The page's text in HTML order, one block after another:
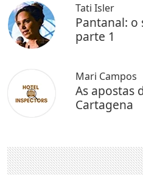
Tati Isler
Pantanal: o
parte 1
Mari Campos
As apostas
Cartagena